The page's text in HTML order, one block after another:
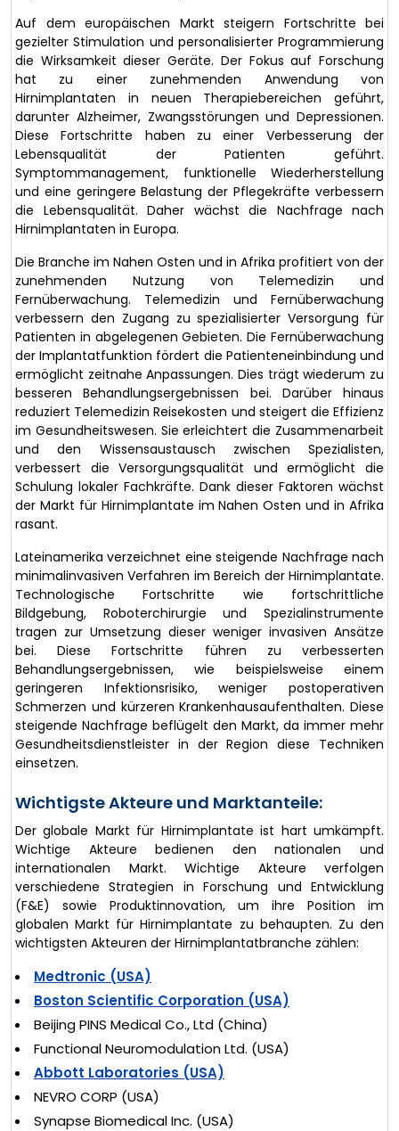
Auf dem europäischen Markt steigern Fortschritte bei
gezielter Stimulation und personalisierter Programmierung
die Wirksamkeit dieser Geräte. Der Fokus auf Forschung
hat zu einer zunehmenden Anwendung von
Hirnimplantaten in neuen Therapiebereichen geführt,
darunter Alzheimer, Zwangsstörungen und Depressionen.
Diese Fortschritte haben zu einer Verbesserung der
Lebensqualität der Patienten geführt.
Symptommanagement, funktionelle Wiederherstellung
und eine geringere Belastung der Pflegekräfte verbessern
die Lebensqualität. Daher wächst die Nachfrage nach
Hirnimplantaten in Europa.
Die Branche im Nahen Osten und in Afrika profitiert von der
zunehmenden Nutzung von Telemedizin und
Fernüberwachung. Telemedizin und Fernüberwachung
verbessern den Zugang zu spezialisierter Versorgung für
Patienten in abgelegenen Gebieten. Die Fernüberwachung
der Implantatfunktion fördert die Patienteneinbindung und
ermöglicht zeitnahe Anpassungen. Dies trägt wiederum zu
besseren Behandlungsergebnissen bei. Darüber hinaus
reduziert Telemedizin Reisekosten und steigert die Effizienz
im Gesundheitswesen. Sie erleichtert die Zusammenarbeit
und den Wissensaustausch zwischen Spezialisten,
verbessert die Versorgungsqualität und ermöglicht die
Schulung lokaler Fachkräfte. Dank dieser Faktoren wächst
der Markt für Hirnimplantate im Nahen Osten und in Afrika
rasant.
Lateinamerika verzeichnet eine steigende Nachfrage nach
minimalinvasiven Verfahren im Bereich der Hirnimplantate.
Technologische Fortschritte wie fortschrittliche
Bildgebung, Roboterchirurgie und Spezialinstrumente
tragen zur Umsetzung dieser weniger invasiven Ansätze
bei. Diese Fortschritte führen zu verbesserten
Behandlungsergebnissen, wie beispielsweise einem
geringeren Infektionsrisiko, weniger postoperativen
Schmerzen und kürzeren Krankenhausaufenthalten. Diese
steigende Nachfrage beflügelt den Markt, da immer mehr
Gesundheitsdienstleister in der Region diese Techniken
einsetzen.
Wichtigste Akteure und Marktanteile:
Der globale Markt für Hirnimplantate ist hart umkämpft.
Wichtige Akteure bedienen den nationalen und
internationalen Markt. Wichtige Akteure verfolgen
verschiedene Strategien in Forschung und Entwicklung
(F&E) sowie Produktinnovation, um ihre Position im
globalen Markt für Hirnimplantate zu behaupten. Zu den
wichtigsten Akteuren der Hirnimplantatbranche zählen:
Medtronic (USA)
Boston Scientific Corporation (USA)
Beijing PINS Medical Co., Ltd (China)
Functional Neuromodulation Ltd. (USA)
Abbott Laboratories (USA)
NEVRO CORP (USA)
Synapse Biomedical Inc. (USA)